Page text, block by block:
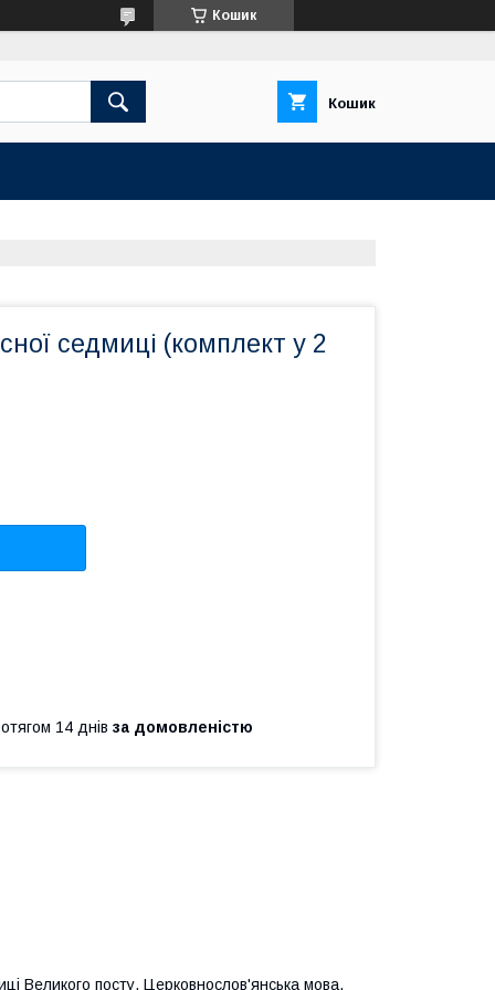
Кошик
Кошик
седмиці (комплект у 2
14 днів за домовленістю
Великого посту. Церковнослов'янська мова.